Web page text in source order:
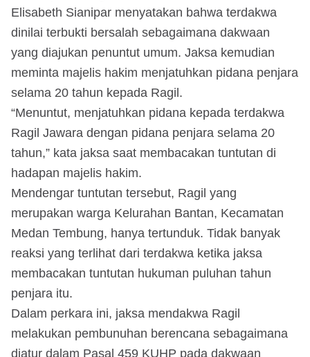
Elisabeth Sianipar menyatakan bahwa terdakwa
dinilai terbukti bersalah sebagaimana dakwaan
yang diajukan penuntut umum. Jaksa kemudian
meminta majelis hakim menjatuhkan pidana penjara
selama 20 tahun kepada Ragil.
“Menuntut, menjatuhkan pidana kepada terdakwa
Ragil Jawara dengan pidana penjara selama 20
tahun,” kata jaksa saat membacakan tuntutan di
hadapan majelis hakim.
Mendengar tuntutan tersebut, Ragil yang
merupakan warga Kelurahan Bantan, Kecamatan
Medan Tembung, hanya tertunduk. Tidak banyak
reaksi yang terlihat dari terdakwa ketika jaksa
membacakan tuntutan hukuman puluhan tahun
penjara itu.
Dalam perkara ini, jaksa mendakwa Ragil
melakukan pembunuhan berencana sebagaimana
diatur dalam Pasal 459 KUHP pada dakwaan